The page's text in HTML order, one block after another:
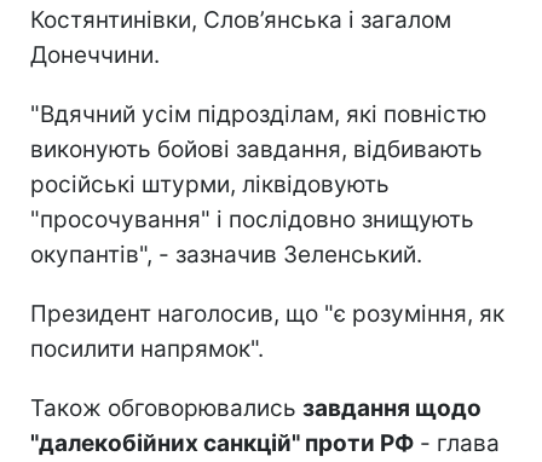
Костянтинівки, Слов’янська і загалом
Донеччини.
"Вдячний усім підрозділам, які повністю
виконують бойові завдання, відбивають
російські штурми, ліквідовують
"просочування" і послідовно знищують
окупантів", - зазначив Зеленський.
Президент наголосив, що "є розуміння, як
посилити напрямок".
Також обговорювались завдання щодо
"далекобійних санкцій" проти РФ - глава